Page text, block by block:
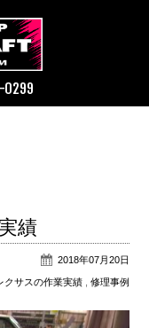
績
2018年07月20日
クサスの作業実績, 修理事例